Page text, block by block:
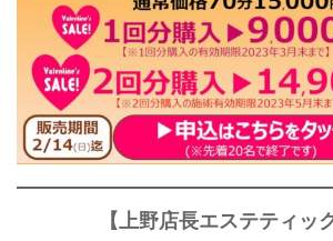
【上野店長エステティッ